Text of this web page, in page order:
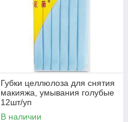
Губки целлюлоза для снятия
макияжа, умывания голубые
12шт/уп
В наличии